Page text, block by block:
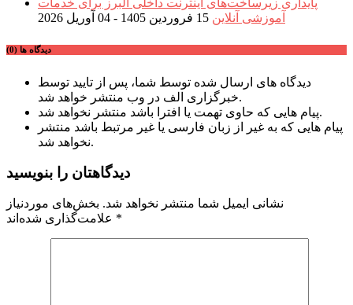
پایداری زیرساخت‌های اینترنت داخلی البرز برای خدمات
آموزشی آنلاین 15 فروردین 1405 - 04 آوریل 2026
دیدگاه ها (0)
دیدگاه های ارسال شده توسط شما، پس از تایید توسط
خبرگزاری الف در وب منتشر خواهد شد.
پیام هایی که حاوی تهمت یا افترا باشد منتشر نخواهد شد.
پیام هایی که به غیر از زبان فارسی یا غیر مرتبط باشد منتشر
نخواهد شد.
دیدگاهتان را بنویسید
نشانی ایمیل شما منتشر نخواهد شد. بخش‌های موردنیاز
*